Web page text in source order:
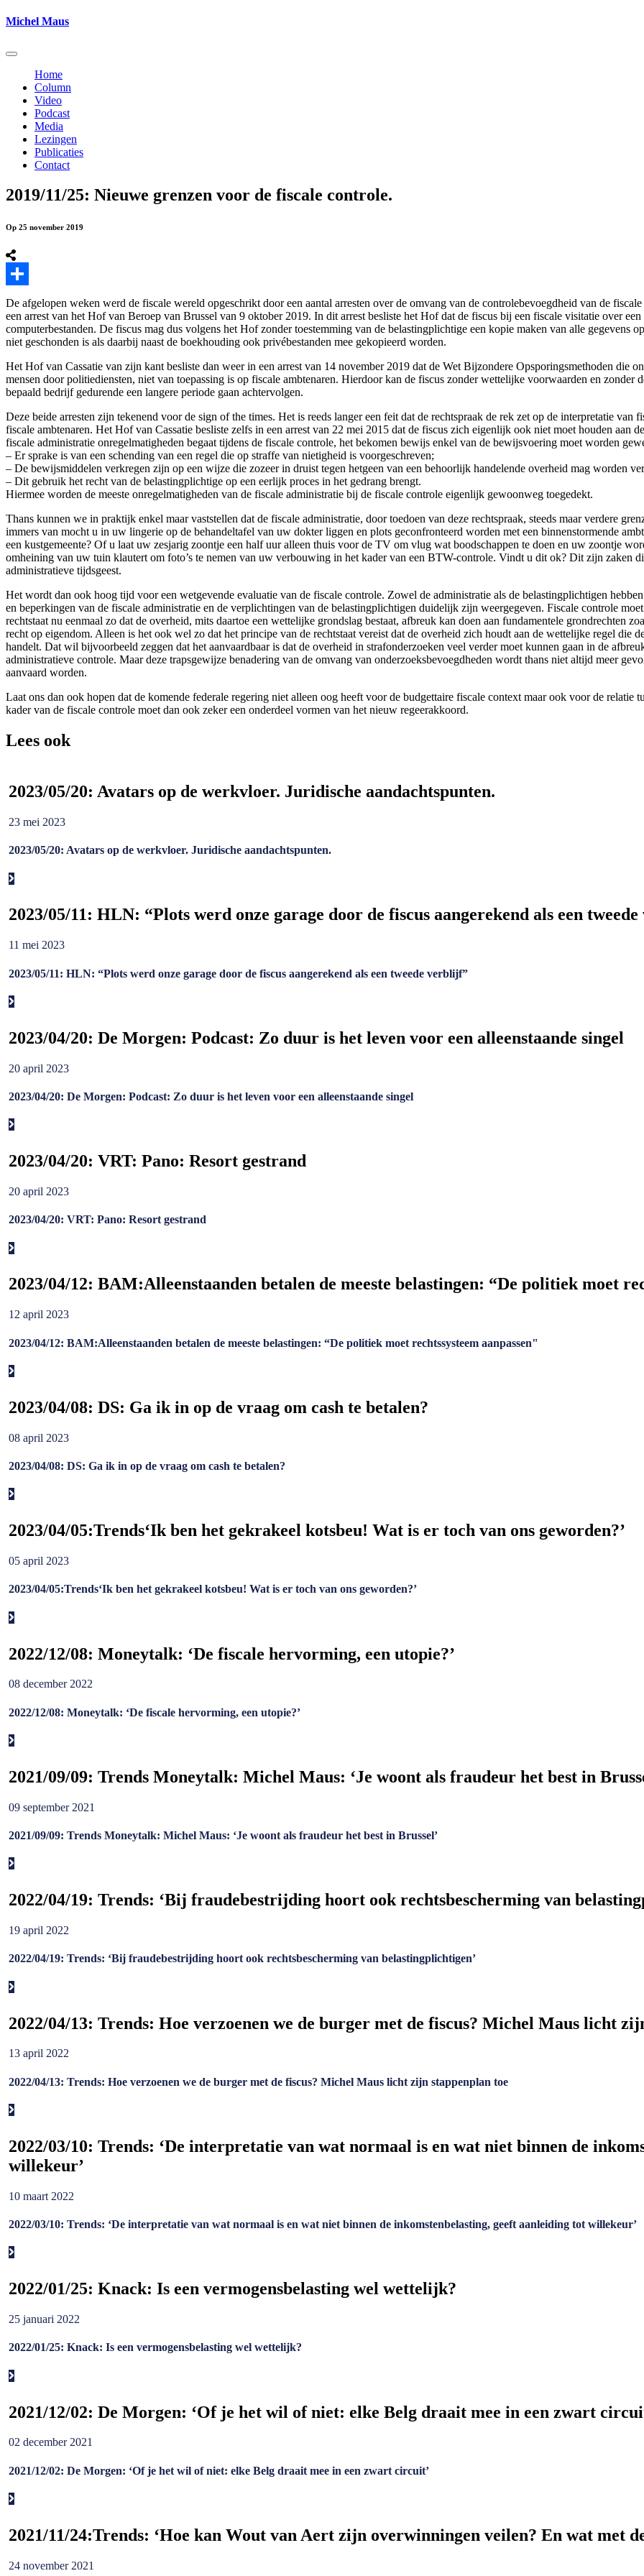
Michel Maus
Home
Column
Video
Podcast
Media
Lezingen
Publicaties
Contact
2019/11/25: Nieuwe grenzen voor de fiscale controle.
Op 25 november 2019
Delen
De afgelopen weken werd de fiscale wereld opgeschrikt door een aantal arresten over de omvang van de controlebevoegdheid van de
een arrest van het Hof van Beroep van Brussel van 9 oktober 2019. In dit arrest besliste het Hof dat de fiscus bij een fiscale visitatie over
computerbestanden. De fiscus mag dus volgens het Hof zonder toestemming van de belastingplichtige een kopie maken van alle gegevens
niet geschonden is als daarbij naast de boekhouding ook privébestanden mee gekopieerd worden.
Het Hof van Cassatie van zijn kant besliste dan weer in een arrest van 14 november 2019 dat de Wet Bijzondere Opsporingsmethoden die
mensen door politiediensten, niet van toepassing is op fiscale ambtenaren. Hierdoor kan de fiscus zonder wettelijke voorwaarden en zonder
bepaald bedrijf gedurende een langere periode gaan achtervolgen.
Deze beide arresten zijn tekenend voor de sign of the times. Het is reeds langer een feit dat de rechtspraak de rek zet op de interpretatie van
fiscale ambtenaren. Het Hof van Cassatie besliste zelfs in een arrest van 22 mei 2015 dat de fiscus zich eigenlijk ook niet moet houden aan
fiscale administratie onregelmatigheden begaat tijdens de fiscale controle, het bekomen bewijs enkel van de bewijsvoering moet worden
– Er sprake is van een schending van een regel die op straffe van nietigheid is voorgeschreven;
– De bewijsmiddelen verkregen zijn op een wijze die zozeer in druist tegen hetgeen van een behoorlijk handelende overheid mag worden
– Dit gebruik het recht van de belastingplichtige op een eerlijk proces in het gedrang brengt.
Hiermee worden de meeste onregelmatigheden van de fiscale administratie bij de fiscale controle eigenlijk gewoonweg toegedekt.
Thans kunnen we in praktijk enkel maar vaststellen dat de fiscale administratie, door toedoen van deze rechtspraak, steeds maar verdere
immers van mocht u in uw lingerie op de behandeltafel van uw dokter liggen en plots geconfronteerd worden met een binnenstormende
een kustgemeente? Of u laat uw zesjarig zoontje een half uur alleen thuis voor de TV om vlug wat boodschappen te doen en uw zoontje
omheining van uw tuin klautert om foto’s te nemen van uw verbouwing in het kader van een BTW-controle. Vindt u dit ok? Dit zijn zaken
administratieve tijdsgeest.
Het wordt dan ook hoog tijd voor een wetgevende evaluatie van de fiscale controle. Zowel de administratie als de belastingplichtigen
en beperkingen van de fiscale administratie en de verplichtingen van de belastingplichtigen duidelijk zijn weergegeven. Fiscale controle
rechtstaat nu eenmaal zo dat de overheid, mits daartoe een wettelijke grondslag bestaat, afbreuk kan doen aan fundamentele grondrechten
recht op eigendom. Alleen is het ook wel zo dat het principe van de rechtstaat vereist dat de overheid zich houdt aan de wettelijke regel die
handelt. Dat wil bijvoorbeeld zeggen dat het aanvaardbaar is dat de overheid in strafonderzoeken veel verder moet kunnen gaan in de
administratieve controle. Maar deze trapsgewijze benadering van de omvang van onderzoeksbevoegdheden wordt thans niet altijd meer
aanvaard worden.
Laat ons dan ook hopen dat de komende federale regering niet alleen oog heeft voor de budgettaire fiscale context maar ook voor de relatie
kader van de fiscale controle moet dan ook zeker een onderdeel vormen van het nieuw regeerakkoord.
Lees ook
2023/05/20: Avatars op de werkvloer. Juridische aandachtspunten.
23 mei 2023
2023/05/20: Avatars op de werkvloer. Juridische aandachtspunten.
2023/05/11: HLN: “Plots werd onze garage door de fiscus aangerekend als een
11 mei 2023
2023/05/11: HLN: “Plots werd onze garage door de fiscus aangerekend als een tweede verblijf”
2023/04/20: De Morgen: Podcast: Zo duur is het leven voor een alleenstaande singel
20 april 2023
2023/04/20: De Morgen: Podcast: Zo duur is het leven voor een alleenstaande singel
2023/04/20: VRT: Pano: Resort gestrand
20 april 2023
2023/04/20: VRT: Pano: Resort gestrand
2023/04/12: BAM:Alleenstaanden betalen de meeste belastingen: “De politiek moet
12 april 2023
2023/04/12: BAM:Alleenstaanden betalen de meeste belastingen: “De politiek moet rechtssysteem aanpassen"
2023/04/08: DS: Ga ik in op de vraag om cash te betalen?
08 april 2023
2023/04/08: DS: Ga ik in op de vraag om cash te betalen?
2023/04/05:Trends‘Ik ben het gekrakeel kotsbeu! Wat is er toch van ons geworden?’
05 april 2023
2023/04/05:Trends‘Ik ben het gekrakeel kotsbeu! Wat is er toch van ons geworden?’
2022/12/08: Moneytalk: ‘De fiscale hervorming, een utopie?’
08 december 2022
2022/12/08: Moneytalk: ‘De fiscale hervorming, een utopie?’
2021/09/09: Trends Moneytalk: Michel Maus: ‘Je woont als fraudeur het best in
09 september 2021
2021/09/09: Trends Moneytalk: Michel Maus: ‘Je woont als fraudeur het best in Brussel’
2022/04/19: Trends: ‘Bij fraudebestrijding hoort ook rechtsbescherming van
19 april 2022
2022/04/19: Trends: ‘Bij fraudebestrijding hoort ook rechtsbescherming van belastingplichtigen’
2022/04/13: Trends: Hoe verzoenen we de burger met de fiscus? Michel Maus licht
13 april 2022
2022/04/13: Trends: Hoe verzoenen we de burger met de fiscus? Michel Maus licht zijn stappenplan toe
2022/03/10: Trends: ‘De interpretatie van wat normaal is en wat niet binnen de
willekeur’
10 maart 2022
2022/03/10: Trends: ‘De interpretatie van wat normaal is en wat niet binnen de inkomstenbelasting, geeft aanleiding tot willekeur’
2022/01/25: Knack: Is een vermogensbelasting wel wettelijk?
25 januari 2022
2022/01/25: Knack: Is een vermogensbelasting wel wettelijk?
2021/12/02: De Morgen: ‘Of je het wil of niet: elke Belg draait mee in een zwart
02 december 2021
2021/12/02: De Morgen: ‘Of je het wil of niet: elke Belg draait mee in een zwart circuit’
2021/11/24:Trends: ‘Hoe kan Wout van Aert zijn overwinningen veilen? En wat met
24 november 2021